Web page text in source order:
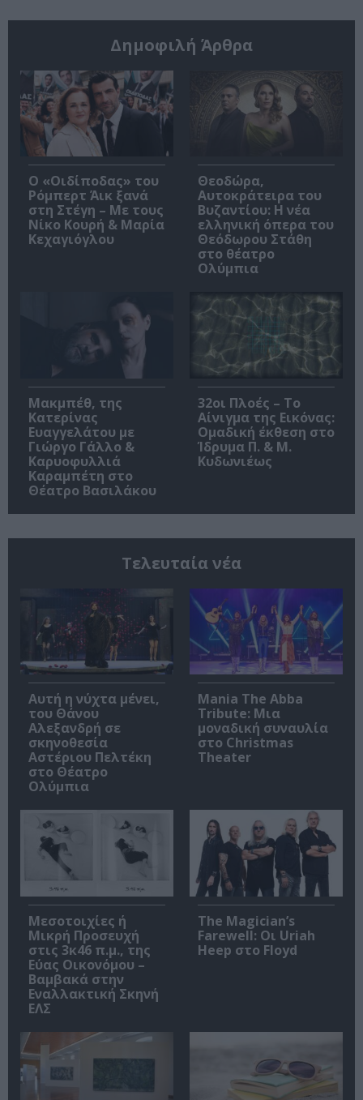
Δημοφιλή Άρθρα
O «Οιδίποδας» του
Ρόμπερτ Άικ ξανά
στη Στέγη – Με τους
Νίκο Κουρή & Μαρία
Κεχαγιόγλου
Θεοδώρα,
Αυτοκράτειρα του
Βυζαντίου: Η νέα
ελληνική όπερα του
Θεόδωρου Στάθη
στο θέατρο
Ολύμπια
Μακμπέθ, της
Κατερίνας
Ευαγγελάτου με
Γιώργο Γάλλο &
Καρυοφυλλιά
Καραμπέτη στο
Θέατρο Βασιλάκου
32οι Πλοές – Το
Αίνιγμα της Εικόνας:
Ομαδική έκθεση στο
Ίδρυμα Π. & Μ.
Κυδωνιέως
Τελευταία νέα
Αυτή η νύχτα μένει,
του Θάνου
Αλεξανδρή σε
σκηνοθεσία
Αστέριου Πελτέκη
στο Θέατρο
Ολύμπια
Mania The Abba
Tribute: Μια
μοναδική συναυλία
στο Christmas
Theater
Μεσοτοιχίες ή
Μικρή Προσευχή
στις 3κ46 π.μ., της
Εύας Οικονόμου –
Βαμβακά στην
Εναλλακτική Σκηνή
ΕΛΣ
The Magician’s
Farewell: Οι Uriah
Heep στο Floyd